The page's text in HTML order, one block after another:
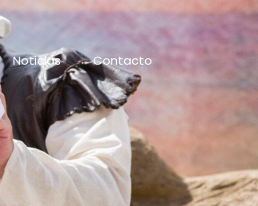
Noticias Contacto